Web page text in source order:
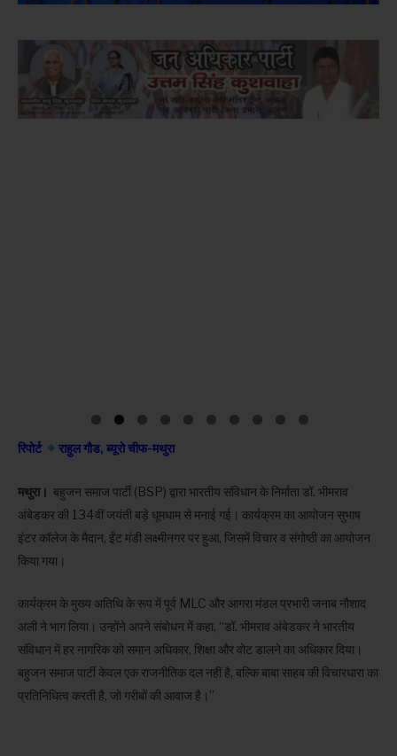
रिपोर्ट राहुल गौड, ब्यूरो चीफ-मथुरा
मथुरा। बहुजन समाज पार्टी (BSP) द्वारा भारतीय संविधान के निर्माता डॉ. भीमराव
अंबेडकर की 134वीं जयंती बड़े धूमधाम से मनाई गई। कार्यक्रम का आयोजन सुभाष
इंटर कॉलेज के मैदान, ईंट मंडी लक्ष्मीनगर पर हुआ, जिसमें विचार व संगोष्ठी का आयोजन
किया गया।
कार्यक्रम के मुख्य अतिथि के रूप में पूर्व MLC और आगरा मंडल प्रभारी जनाब नौशाद
अली ने भाग लिया। उन्होंने अपने संबोधन में कहा, “डॉ. भीमराव अंबेडकर ने भारतीय
संविधान में हर नागरिक को समान अधिकार, शिक्षा और वोट डालने का अधिकार दिया।
बहुजन समाज पार्टी केवल एक राजनीतिक दल नहीं है, बल्कि बाबा साहब की विचारधारा का
प्रतिनिधित्व करती है, जो गरीबों की आवाज है।”